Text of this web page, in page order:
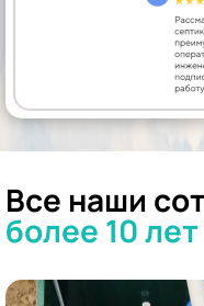
Все наши
более 10 лет